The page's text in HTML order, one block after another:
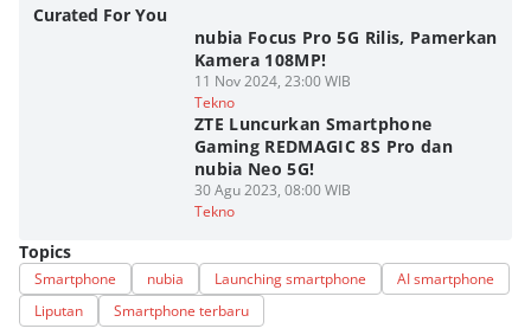
Curated For You
nubia Focus Pro 5G Rilis, Pamerkan
Kamera 108MP!
11 Nov 2024, 23:00 WIB
Tekno
ZTE Luncurkan Smartphone
Gaming REDMAGIC 8S Pro dan
nubia Neo 5G!
30 Agu 2023, 08:00 WIB
Tekno
Topics
Smartphone nubia Launching smartphone
AI smartphone
Liputan
Smartphone terbaru